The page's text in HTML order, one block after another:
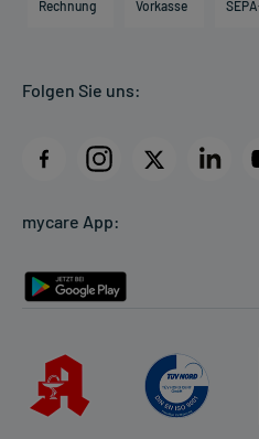
AGB
Datenschutz
Rückgabe/Widerruf
Rechnung Vorkasse
Folgen Sie uns:
mycare App: